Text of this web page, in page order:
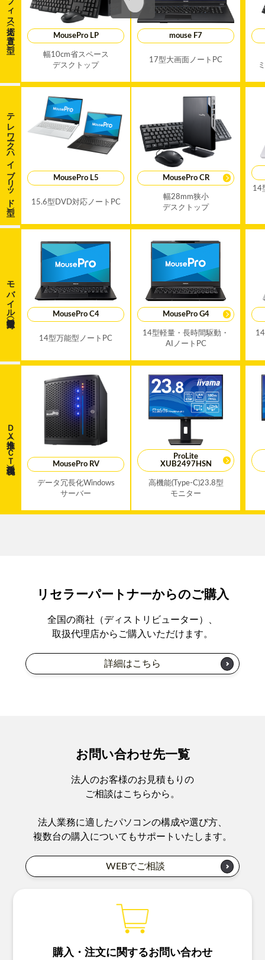
（据え置き型） MousePro LP
幅10cm省スペース
デスクトップ
mouse F7
17型大画面ノートPC
テレワーク
（ハイブリッド型） MousePro L5
15.6型DVD対応ノートPC
MousePro CR
幅28mm狭小
デスクトップ
14
モバイル
MousePro C4
14型万能型ノートPC
MousePro G4
14型軽量・長時間駆動・
AIノートPC
ＤＸ推進
（ＩＣＴ環境強化）
MousePro RV
データ冗長化Windows
サーバー
ProLite
XUB2497HSN
高機能(Type-C)23.8型
モニター
リセラーパートナーからのご購入
全国の商社（ディストリビューター）、
取扱代理店からご購入いただけます。
詳細はこちら
お問い合わせ先一覧
法人のお客様のお見積もりの
ご相談はこちらから。
法人業務に適したパソコンの構成や選び方、
複数台の購入についてもサポートいたします。
WEBでご相談
購入・注文に関するお問い合わせ